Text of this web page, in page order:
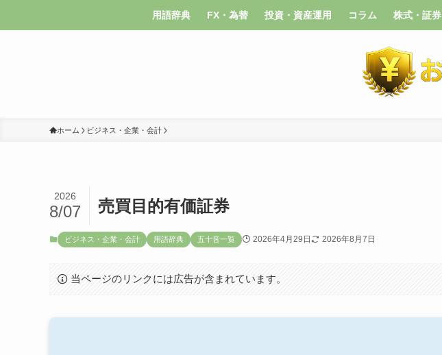
用語辞典 FX・為替 投資・資産運用 コラム 株式・証券
ホーム ビジネス・企業・会計
売買目的有価証券
2026
8/07
ビジネス・企業・会計 用語辞典 五十音一覧 2026年4月29日 2026年8月7日
当ページのリンクには広告が含まれています。